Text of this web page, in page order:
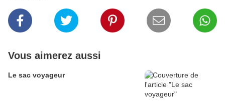
Vous aimerez aussi
Le sac voyageur